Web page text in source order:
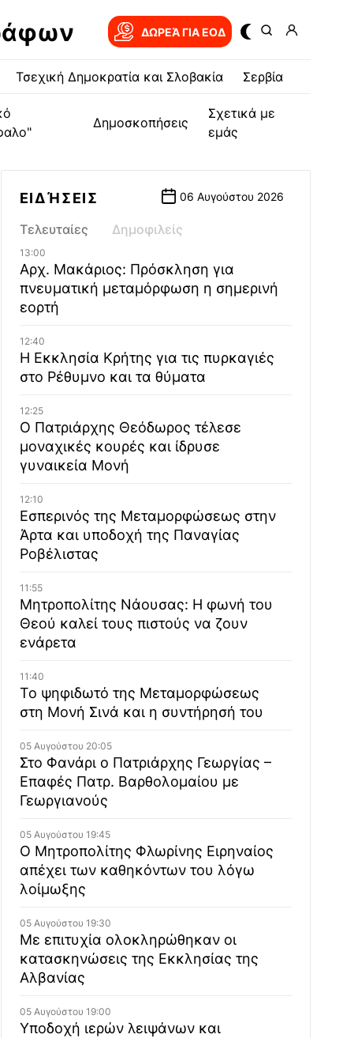
ΔΩΡΕΆ ΓΙΑ EOΔ
Τσεχική Δημοκρατία και Σλοβακία Σερβία
Δημοσκοπήσεις
Σχετικά με
εμάς
ΕΙΔΉΣΕΙΣ 06 Αυγούστου 2026
Τελευταίες Δημοφιλείς
13:00
Αρχ. Μακάριος: Πρόσκληση για
πνευματική μεταμόρφωση η σημερινή
εορτή
12:40
Η Εκκλησία Κρήτης για τις πυρκαγιές
στο Ρέθυμνο και τα θύματα
12:25
Ο Πατριάρχης Θεόδωρος τέλεσε
μοναχικές κουρές και ίδρυσε
γυναικεία Μονή
12:10
Εσπερινός της Μεταμορφώσεως στην
Άρτα και υποδοχή της Παναγίας
Ροβέλιστας
11:55
Μητροπολίτης Νάουσας: Η φωνή του
Θεού καλεί τους πιστούς να ζουν
ενάρετα
11:40
Το ψηφιδωτό της Μεταμορφώσεως
στη Μονή Σινά και η συντήρησή του
05 Αυγούστου 20:05
Στο Φανάρι ο Πατριάρχης Γεωργίας –
Επαφές Πατρ. Βαρθολομαίου με
Γεωργιανούς
05 Αυγούστου 19:45
Ο Μητροπολίτης Φλωρίνης Ειρηναίος
απέχει των καθηκόντων του λόγω
λοίμωξης
05 Αυγούστου 19:30
Με επιτυχία ολοκληρώθηκαν οι
κατασκηνώσεις της Εκκλησίας της
Αλβανίας
05 Αυγούστου 19:00
Υποδοχή ιερών λειψάνων και